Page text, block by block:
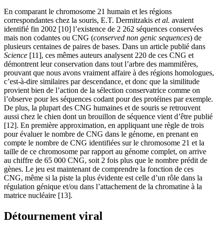
En comparant le chromosome 21 humain et les régions
correspondantes chez la souris, E.T. Dermitzakis et al. avaient
identifié fin 2002 [10] l’existence de 2 262 séquences conservées
mais non codantes ou CNG (conserved non genic sequences) de
plusieurs centaines de paires de bases. Dans un article publié dans
Science [11], ces mêmes auteurs analysent 220 de ces CNG et
démontrent leur conservation dans tout l’arbre des mammifères,
prouvant que nous avons vraiment affaire à des régions homologues,
c’est-à-dire similaires par descendance, et donc que la similitude
provient bien de l’action de la sélection conservatrice comme on
l’observe pour les séquences codant pour des protéines par exemple.
De plus, la plupart des CNG humaines et de souris se retrouvent
aussi chez le chien dont un brouillon de séquence vient d’être publié
[12]. En première approximation, en appliquant une règle de trois
pour évaluer le nombre de CNG dans le génome, en prenant en
compte le nombre de CNG identifiées sur le chromosome 21 et la
taille de ce chromosome par rapport au génome complet, on arrive
au chiffre de 65 000 CNG, soit 2 fois plus que le nombre prédit de
gènes. Le jeu est maintenant de comprendre la fonction de ces
CNG, même si la piste la plus évidente est celle d’un rôle dans la
régulation génique et/ou dans l’attachement de la chromatine à la
matrice nucléaire [13].
Détournement viral